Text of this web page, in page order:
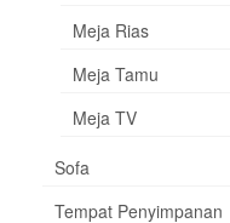
Meja Rias
Meja Tamu
Meja TV
Sofa
Tempat Penyimpanan